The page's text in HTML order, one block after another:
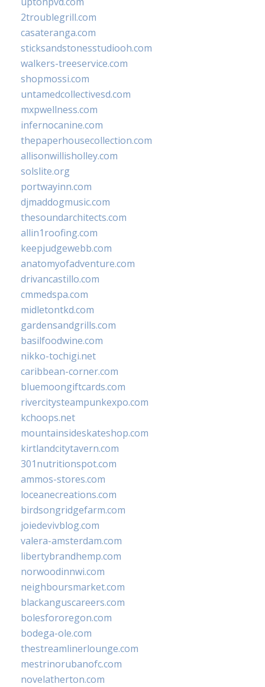
2troublegrill.com
casateranga.com
sticksandstonesstudiooh.com
walkers-treeservice.com
shopmossi.com
untamedcollectivesd.com
mxpwellness.com
infernocanine.com
thepaperhousecollection.com
allisonwillisholley.com
solslite.org
portwayinn.com
djmaddogmusic.com
thesoundarchitects.com
allin1roofing.com
keepjudgewebb.com
anatomyofadventure.com
drivancastillo.com
cmmedspa.com
midletontkd.com
gardensandgrills.com
basilfoodwine.com
nikko-tochigi.net
caribbean-corner.com
bluemoongiftcards.com
rivercitysteampunkexpo.com
kchoops.net
mountainsideskateshop.com
kirtlandcitytavern.com
301nutritionspot.com
ammos-stores.com
loceanecreations.com
birdsongridgefarm.com
joiedevivblog.com
valera-amsterdam.com
libertybrandhemp.com
norwoodinnwi.com
neighboursmarket.com
blackanguscareers.com
bolesfororegon.com
bodega-ole.com
thestreamlinerlounge.com
mestrinorubanofc.com
novelatherton.com